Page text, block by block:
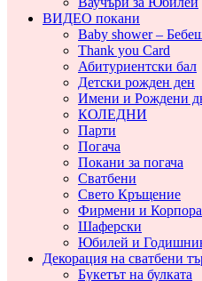
ВИДЕО покани
Baby shower –
Thank you Card
Абитуриентски бал
Детски рожден ден
Имени и Рождени
КОЛЕДНИ
Парти
Погача
Покани за погача
Сватбени
Свето Кръщение
Фирмени и
Шаферски
Юбилей и
Декорация на сватбени
Букетът на булката